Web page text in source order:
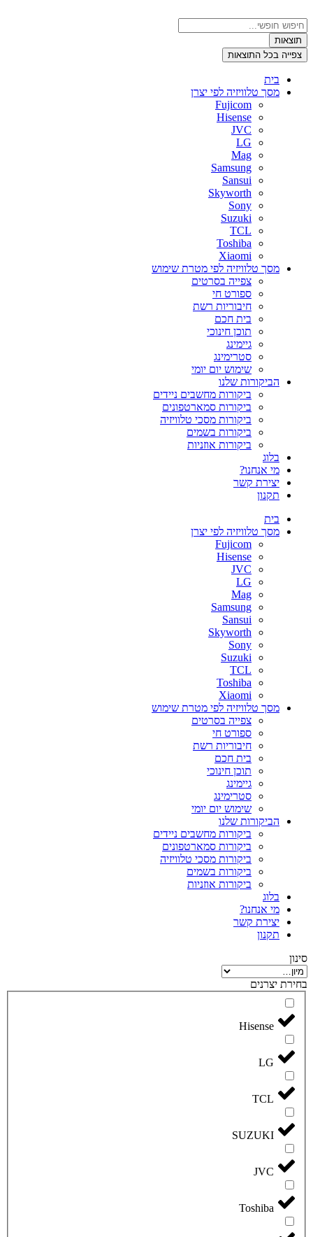
לתוכן
Search
...תוצאות
צפייה בכל התוצאות
בית
מסך טלוויזיה לפי יצרן
Fujicom
Hisense
JVC
LG
Mag
Samsung
Sansui
Skyworth
Sony
Suzuki
TCL
Toshiba
Xiaomi
מסך טלוויזיה לפי מטרת שימוש
צפייה בסרטים
ספורט חי
חיבוריות רשת
בית חכם
תוכן חינוכי
גיימינג
סטרימינג
שימוש יום יומי
הביקורות שלנו
ביקורות מחשבים ניידים
ביקורות סמארטפונים
ביקורות מסכי טלוויזיה
ביקורות בשמים
ביקורות אוזניות
בלוג
מי אנחנו?
יצירת קשר
תקנון
בית
מסך טלוויזיה לפי יצרן
Fujicom
Hisense
JVC
LG
Mag
Samsung
Sansui
Skyworth
Sony
Suzuki
TCL
Toshiba
Xiaomi
מסך טלוויזיה לפי מטרת שימוש
צפייה בסרטים
ספורט חי
חיבוריות רשת
בית חכם
תוכן חינוכי
גיימינג
סטרימינג
שימוש יום יומי
הביקורות שלנו
ביקורות מחשבים ניידים
ביקורות סמארטפונים
ביקורות מסכי טלוויזיה
ביקורות בשמים
ביקורות אוזניות
בלוג
מי אנחנו?
יצירת קשר
תקנון
סינון
בחירת יצרנים
Hisense
LG
TCL
SUZUKI
JVC
Toshiba